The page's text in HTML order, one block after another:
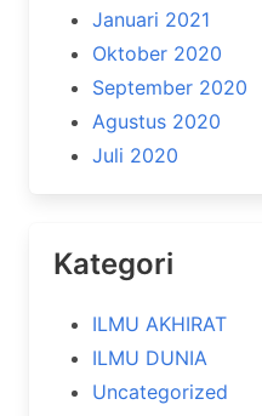
Januari 2021
Oktober 2020
September 2020
Agustus 2020
Juli 2020
Kategori
ILMU AKHIRAT
ILMU DUNIA
Uncategorized